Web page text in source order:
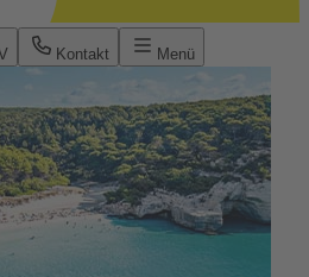
Kontakt Menü